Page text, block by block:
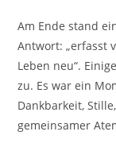
Am Ende stand
Antwort: „erfasst
Leben neu“.
zu. Es war ein
Dankbarkeit,
gemeinsamer